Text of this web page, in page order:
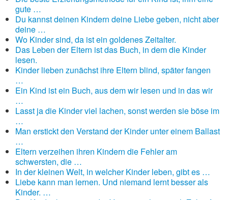
gute …
Du kannst deinen Kindern deine Liebe geben, nicht aber
deine …
Wo Kinder sind, da ist ein goldenes Zeitalter.
Das Leben der Eltern ist das Buch, in dem die Kinder
lesen.
Kinder lieben zunächst ihre Eltern blind, später fangen
…
Ein Kind ist ein Buch, aus dem wir lesen und in das wir
…
Lasst ja die Kinder viel lachen, sonst werden sie böse im
…
Man erstickt den Verstand der Kinder unter einem Ballast
…
Eltern verzeihen ihren Kindern die Fehler am
schwersten, die …
In der kleinen Welt, in welcher Kinder leben, gibt es …
Liebe kann man lernen. Und niemand lernt besser als
Kinder. …